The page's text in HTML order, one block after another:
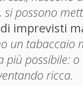
si possono
imprevisti
un tabaccaio
più possibile:
ricca.